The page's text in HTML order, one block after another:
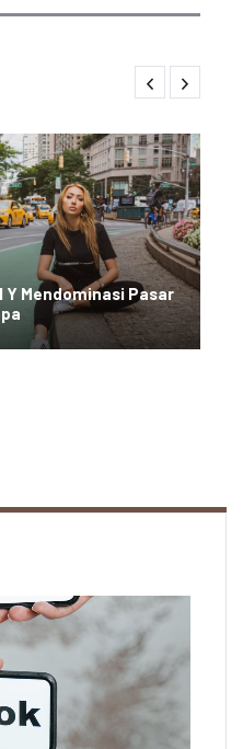
Y Mendominasi Pasar